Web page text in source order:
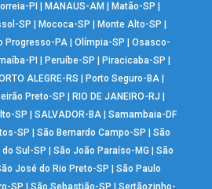
PI MANAUS-AM Matão-SP
SP Mococa-SP Monte Alto-SP
Progresso-PA |Olímpia-SP |Osasco-
PI Peruíbe-SP Piracicaba-SP
ALEGRE-RS Porto Seguro-BA
Preto-SP RIO DE JANEIRO-RJ
SP SALVADOR-BA| Samambaia-DF
SP |São Bernardo Campo-SP |São
Sul-SP |São João Paraíso-MG |São
José do Rio Preto-SP |São Paulo